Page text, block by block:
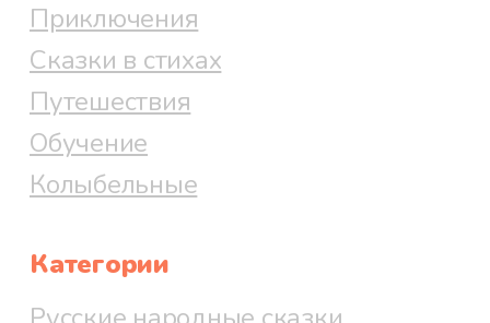
Приключения
Сказки в стихах
Путешествия
Обучение
Колыбельные
Категории